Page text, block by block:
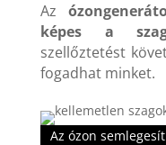
Az
képes a
szellőztetést
fogadhat minket.
Az ózon